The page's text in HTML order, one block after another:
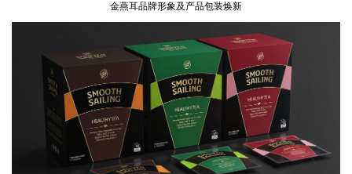
金燕耳品牌形象及产品包装焕新